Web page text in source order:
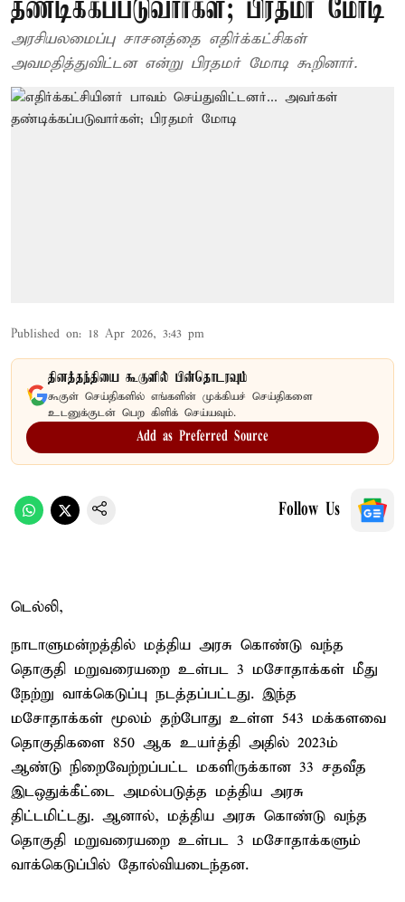
தண்டிக்கப்படுவார்கள்; பிரதமர் மோடி
அரசியலமைப்பு சாசனத்தை எதிர்க்கட்சிகள்
அவமதித்துவிட்டன என்று பிரதமர் மோடி கூறினார்.
Published on: 18 Apr 2026, 3:43 pm
தினத்தந்தியை கூகுளில் பின்தொடரவும்
கூகுள் செய்திகளில் எங்களின் முக்கியச் செய்திகளை
உடனுக்குடன் பெற கிளிக் செய்யவும்.
Add as Preferred Source
Follow Us
டெல்லி,
நாடாளுமன்றத்தில் மத்திய அரசு கொண்டு வந்த
தொகுதி மறுவரையறை உள்பட 3 மசோதாக்கள் மீது
நேற்று வாக்கெடுப்பு நடத்தப்பட்டது. இந்த
மசோதாக்கள் மூலம் தற்போது உள்ள 543 மக்களவை
தொகுதிகளை 850 ஆக உயர்த்தி அதில் 2023ம்
ஆண்டு நிறைவேற்றப்பட்ட மகளிருக்கான 33 சதவீத
இடஒதுக்கீட்டை அமல்படுத்த மத்திய அரசு
திட்டமிட்டது. ஆனால், மத்திய அரசு கொண்டு வந்த
தொகுதி மறுவரையறை உள்பட 3 மசோதாக்களும்
வாக்கெடுப்பில் தோல்வியடைந்தன.